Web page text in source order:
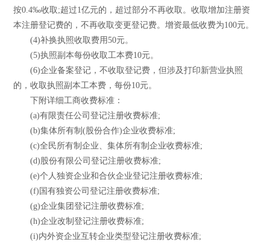
按0.4‰收取;超过1亿元的，超过部分不再收取。收取增加注册资
本注册登记费的，不再收取变更登记费。增资最低收费为100元。
(4)补换执照收取费用50元。
(5)执照副本每份收取工本费10元。
(6)企业备案登记，不收取登记费，但涉及打印新营业执照
的，收取执照副本工本费，每份10元。
下附详细工商收费标准：
(a)有限责任公司登记注册收费标准;
(b)集体所有制(股份合作)企业收费标准;
(c)全民所有制企业、集体所有制企业收费标准;
(d)股份有限公司登记注册收费标准;
(e)个人独资企业和合伙企业登记注册收费标准;
(f)国有独资公司登记注册收费标准;
(g)企业集团登记注册收费标准;
(h)企业改制登记注册收费标准;
(i)内外资企业互转企业类型登记注册收费标准;